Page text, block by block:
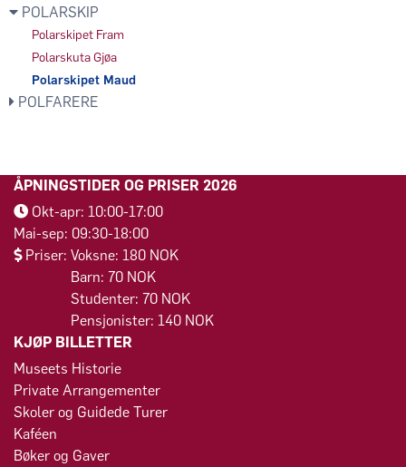
POLARSKIP
Polarskipet Fram
Polarskuta Gjøa
Polarskipet Maud
POLFARERE
ÅPNINGSTIDER OG PRISER 2026
Okt-apr: 10:00-17:00
Mai-sep: 09:30-18:00
Priser: Voksne: 180 NOK
Barn: 70 NOK
Studenter: 70 NOK
Pensjonister: 140 NOK
KJØP BILLETTER
Museets Historie
Private Arrangementer
Skoler og Guidede Turer
Kaféen
Bøker og Gaver